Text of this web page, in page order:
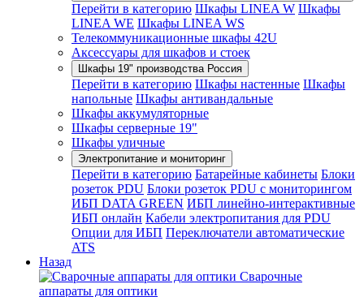
Перейти в категорию Шкафы LINEA W Шкафы
LINEA WE Шкафы LINEA WS
Телекоммуникационные шкафы 42U
Аксессуары для шкафов и стоек
Шкафы 19" производства Россия
Перейти в категорию Шкафы настенные Шкафы
напольные Шкафы антивандальные
Шкафы аккумуляторные
Шкафы серверные 19"
Шкафы уличные
Электропитание и мониторинг
Перейти в категорию Батарейные кабинеты Блоки
розеток PDU Блоки розеток PDU с мониторингом
ИБП DATA GREEN ИБП линейно-интерактивные
ИБП онлайн Кабели электропитания для PDU
Опции для ИБП Переключатели автоматические
ATS
Назад
Сварочные
аппараты для оптики